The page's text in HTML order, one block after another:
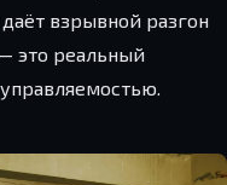
взрывной разгон
это реальный